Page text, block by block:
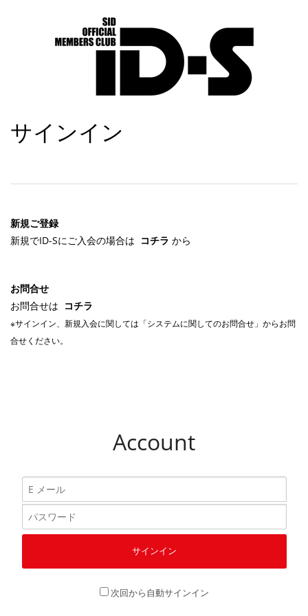
サインイン
新規ご登録
新規でID-Sにご入会の場合は コチラ から
お問合せ
お問合せは コチラ
※サインイン、新規入会に関しては「システムに関してのお問合せ」からお問
合せください。
Account
次回から自動サインイン